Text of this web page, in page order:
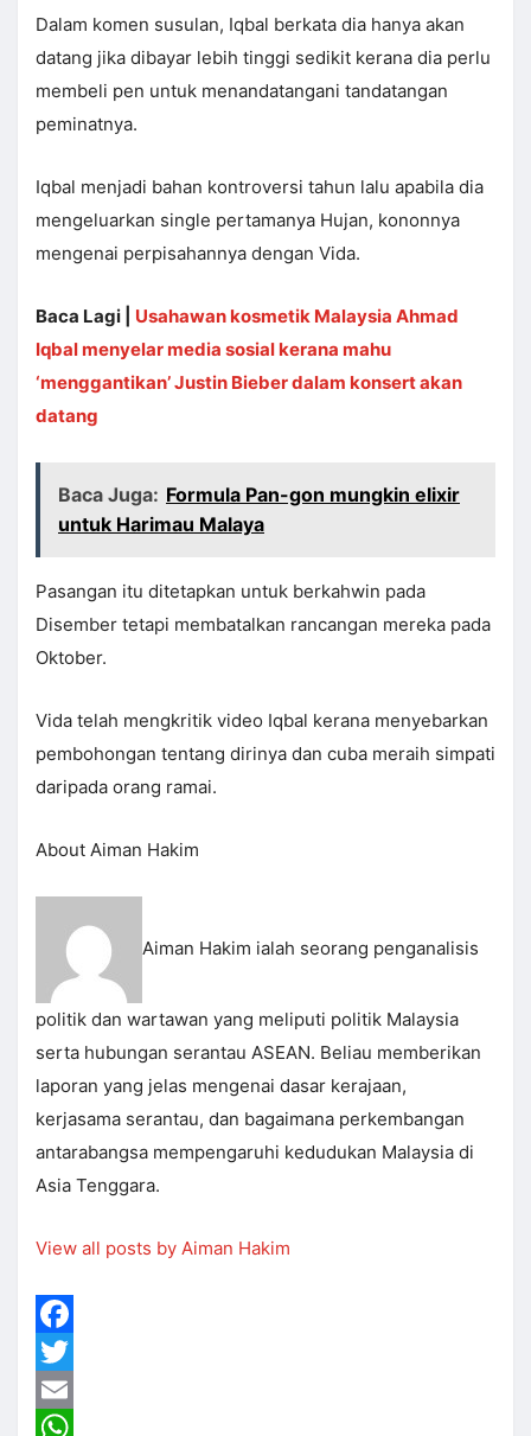
Dalam komen susulan, Iqbal berkata dia hanya akan
datang jika dibayar lebih tinggi sedikit kerana dia perlu
membeli pen untuk menandatangani tandatangan
peminatnya.
Iqbal menjadi bahan kontroversi tahun lalu apabila dia
mengeluarkan single pertamanya Hujan, kononnya
mengenai perpisahannya dengan Vida.
Baca Lagi | Usahawan kosmetik Malaysia Ahmad
Iqbal menyelar media sosial kerana mahu
‘menggantikan’ Justin Bieber dalam konsert akan
datang
Baca Juga: Formula Pan-gon mungkin elixir
untuk Harimau Malaya
Pasangan itu ditetapkan untuk berkahwin pada
Disember tetapi membatalkan rancangan mereka pada
Oktober.
Vida telah mengkritik video Iqbal kerana menyebarkan
pembohongan tentang dirinya dan cuba meraih simpati
daripada orang ramai.
About Aiman Hakim
Aiman Hakim ialah seorang penganalisis
politik dan wartawan yang meliputi politik Malaysia
serta hubungan serantau ASEAN. Beliau memberikan
laporan yang jelas mengenai dasar kerajaan,
kerjasama serantau, dan bagaimana perkembangan
antarabangsa mempengaruhi kedudukan Malaysia di
Asia Tenggara.
View all posts by Aiman Hakim
Facebook
Twitter
Email